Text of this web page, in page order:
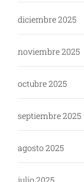
diciembre 2025
noviembre 2025
octubre 2025
septiembre 2025
agosto 2025